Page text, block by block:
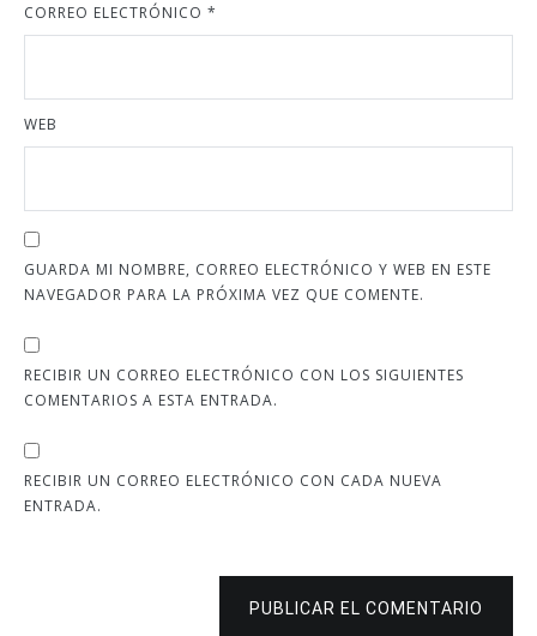
CORREO ELECTRÓNICO *
WEB
GUARDA MI NOMBRE, CORREO ELECTRÓNICO Y WEB EN ESTE
NAVEGADOR PARA LA PRÓXIMA VEZ QUE COMENTE.
RECIBIR UN CORREO ELECTRÓNICO CON LOS SIGUIENTES
COMENTARIOS A ESTA ENTRADA.
RECIBIR UN CORREO ELECTRÓNICO CON CADA NUEVA
ENTRADA.
PUBLICAR EL COMENTARIO